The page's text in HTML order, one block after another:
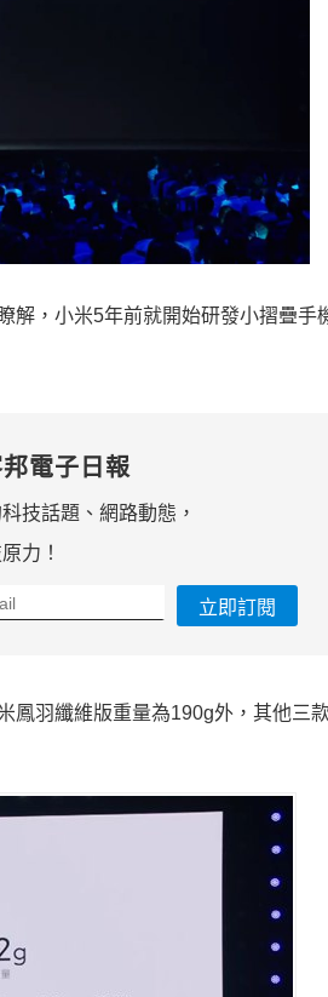
，小米5年前就開始研發小摺疊手
電子日報
技話題、網路動態，
力！
立即訂閱
鳳羽纖維版重量為190g外，其他三